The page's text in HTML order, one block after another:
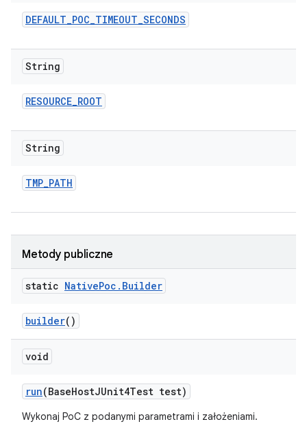
DEFAULT_POC_TIMEOUT_SECONDS
String
RESOURCE_ROOT
String
TMP_PATH
Metody publiczne
static NativePoc . Builder
builder()
void
run(BaseHostJUnit4Test test)
Wykonaj PoC z podanymi parametrami i założeniami.